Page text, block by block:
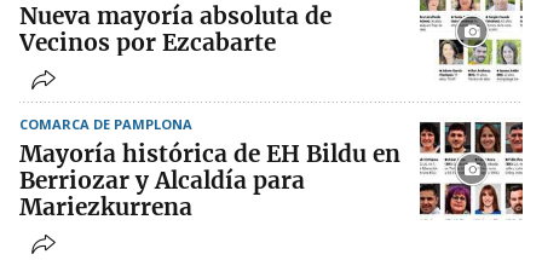
Nueva mayoría absoluta de
Vecinos por Ezcabarte
COMARCA DE PAMPLONA
Mayoría histórica de EH Bildu en
Berriozar y Alcaldía para
Mariezkurrena